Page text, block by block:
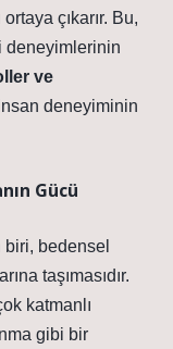
çıkarır. Bu,
deneyimlerinin
ve
deneyiminin
Gücü
biri, bedensel
taşımasıdır.
katmanlı
gibi bir